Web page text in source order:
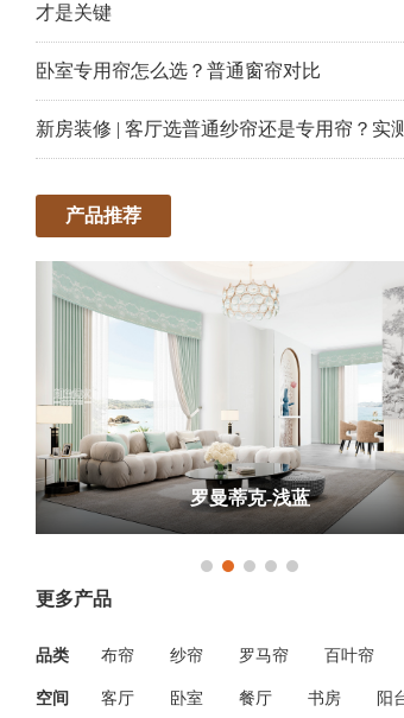
才是关键
卧室专用帘怎么选？普通窗帘对比
新房装修 | 客厅选普通纱帘还是专用帘？实
产品推荐
幸运时光-浅灰
更多产品
品类 布帘 纱帘 罗马帘 百叶帘
空间 客厅 卧室 餐厅 书房
阳